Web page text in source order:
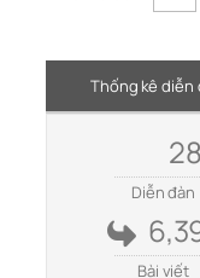
Thống kê diễn
28
Diễn đàn
Bài viết